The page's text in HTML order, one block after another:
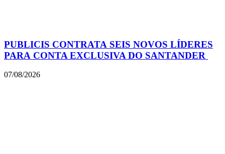
PUBLICIS CONTRATA SEIS NOVOS LÍDERES
PARA CONTA EXCLUSIVA DO SANTANDER
07/08/2026